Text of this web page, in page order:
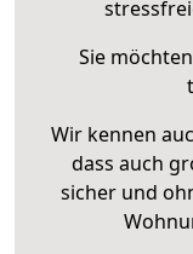
Sie
Wir kennen
dass auch
sicher und